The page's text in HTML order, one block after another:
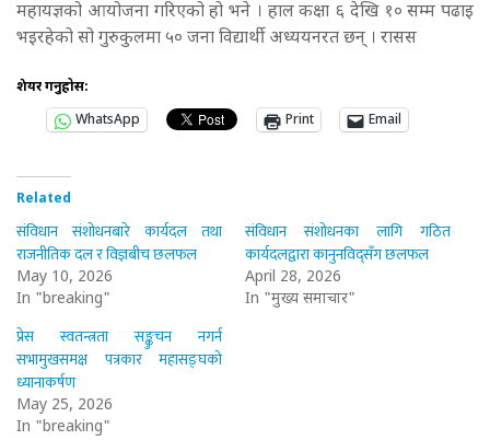
महायज्ञको आयोजना गरिएको हो भने । हाल कक्षा ६ देखि १० सम्म पढाइ
भइरहेको सो गुरुकुलमा ५० जना विद्यार्थी अध्ययनरत छन् । रासस
शेयर गर्नुहोस:
WhatsApp
Print Email
Related
संविधान संशोधनबारे कार्यदल तथा
राजनीतिक दल र विज्ञबीच छलफल
May 10, 2026
In "breaking"
संविधान संशोधनका लागि गठित
कार्यदलद्वारा कानुनविद्सँग छलफल
April 28, 2026
In "मुख्य समाचार"
प्रेस स्वतन्त्रता सङ्कुचन नगर्न
सभामुखसमक्ष पत्रकार महासङ्घको
ध्यानाकर्षण
May 25, 2026
In "breaking"